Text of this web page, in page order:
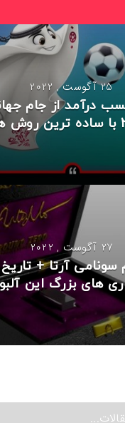
25 آگوست , 2022
درآمد از جام
27 آگوست , 2022
سونامی آرتا +
های بزرگ این